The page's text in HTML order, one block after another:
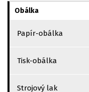
Obálka
Papír-obálka
Tisk-obálka
Strojový lak